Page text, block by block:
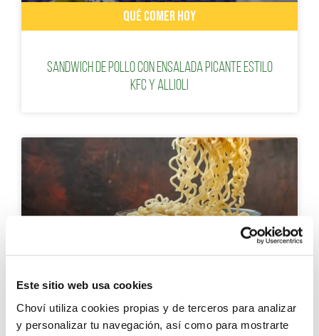
Este sitio web usa cookies
Choví utiliza cookies propias y de terceros para analizar
y personalizar tu navegación, así como para mostrarte
QUÉ COMER HOY
Sandwich de pollo con ensalada picante estilo
KFC y Allioli
RECETAS CON VERDURAS